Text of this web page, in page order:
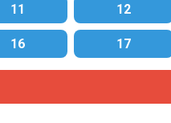
11 12
16 17